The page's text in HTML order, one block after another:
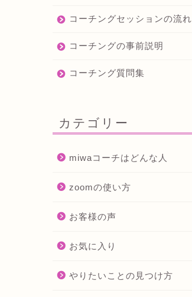
コーチングセッションの流れ
コーチングの事前説明
コーチング質問集
カテゴリー
miwaコーチはどんな人
zoomの使い方
お客様の声
お気に入り
やりたいことの見つけ方